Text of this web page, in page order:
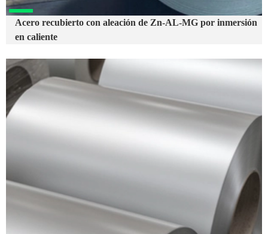
Acero recubierto con aleación de Zn-AL-MG por inmersión
en caliente